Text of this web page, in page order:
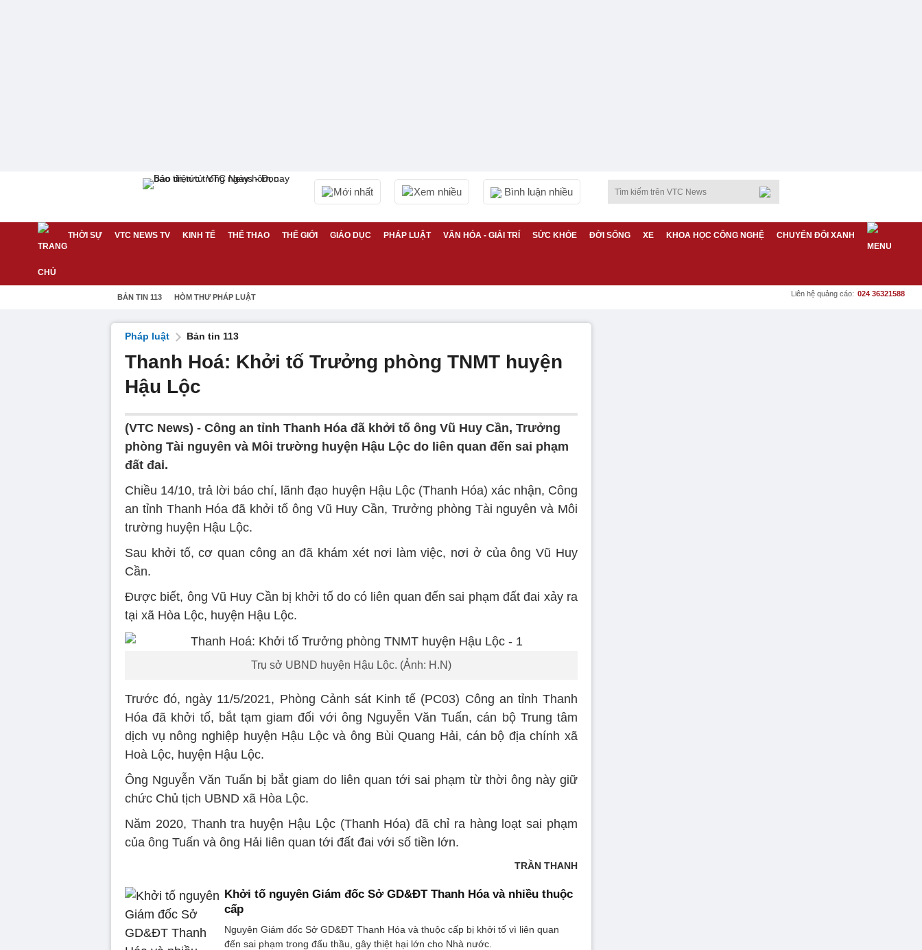
Mới nhất Xem nhiều Bình luận nhiều
THỜI SỰ VTC NEWS TV KINH TẾ THỂ THAO THẾ GIỚI GIÁO DỤC PHÁP LUẬT VĂN HÓA - GIẢI TRÍ SỨC KHỎE ĐỜI SỐNG XE KHOA HỌC CÔNG NGHỆ CHUYỂN ĐỔI XANH
BẢN TIN 113 HÒM THƯ PHÁP LUẬT Liên hệ quảng cáo: 024 36321588
Pháp luật Bản tin 113
Thanh Hoá: Khởi tố Trưởng phòng TNMT huyện
Hậu Lộc
(VTC News) - Công an tỉnh Thanh Hóa đã khởi tố ông Vũ Huy Cần, Trưởng
phòng Tài nguyên và Môi trường huyện Hậu Lộc do liên quan đến sai phạm
đất đai.
Chiều 14/10, trả lời báo chí, lãnh đạo huyện Hậu Lộc (Thanh Hóa) xác nhận, Công
an tỉnh Thanh Hóa đã khởi tố ông Vũ Huy Cần, Trưởng phòng Tài nguyên và Môi
trường huyện Hậu Lộc.
Sau khởi tố, cơ quan công an đã khám xét nơi làm việc, nơi ở của ông Vũ Huy
Cần.
Được biết, ông Vũ Huy Cần bị khởi tố do có liên quan đến sai phạm đất đai xảy ra
tại xã Hòa Lộc, huyện Hậu Lộc.
Trụ sở UBND huyện Hậu Lộc. (Ảnh: H.N)
Trước đó, ngày 11/5/2021, Phòng Cảnh sát Kinh tế (PC03) Công an tỉnh Thanh
Hóa đã khởi tố, bắt tạm giam đối với ông Nguyễn Văn Tuấn, cán bộ Trung tâm
dịch vụ nông nghiệp huyện Hậu Lộc và ông Bùi Quang Hải, cán bộ địa chính xã
Hoà Lộc, huyện Hậu Lộc.
Ông Nguyễn Văn Tuấn bị bắt giam do liên quan tới sai phạm từ thời ông này giữ
chức Chủ tịch UBND xã Hòa Lộc.
Năm 2020, Thanh tra huyện Hậu Lộc (Thanh Hóa) đã chỉ ra hàng loạt sai phạm
của ông Tuấn và ông Hải liên quan tới đất đai với số tiền lớn.
TRẦN THANH
Khởi tố nguyên Giám đốc Sở GD&ĐT Thanh Hóa và nhiều thuộc
cấp
Nguyên Giám đốc Sở GD&ĐT Thanh Hóa và thuộc cấp bị khởi tố vì liên quan
đến sai phạm trong đấu thầu, gây thiệt hại lớn cho Nhà nước.